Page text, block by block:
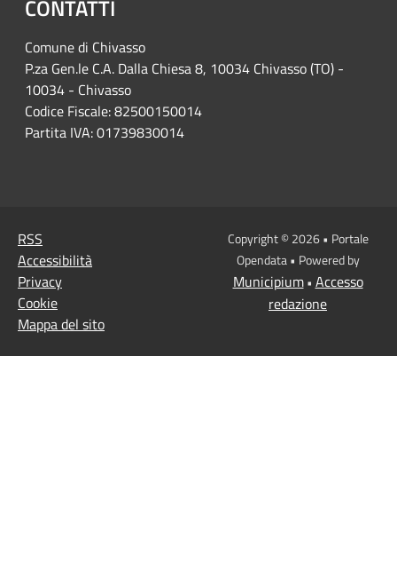
CONTATTI
Comune di Chivasso
P.za Gen.le C.A. Dalla Chiesa 8, 10034 Chivasso (TO) -
10034 - Chivasso
Codice Fiscale: 82500150014
Partita IVA: 01739830014
RSS
Accessibilità
Privacy
Cookie
Mappa del sito
Copyright © 2026 • Portale
Opendata • Powered by
Municipium• Accesso
redazione